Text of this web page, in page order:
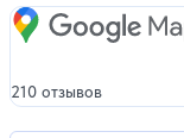
Google Maps
210 отзывов